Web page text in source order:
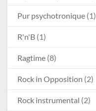
Pur psychotronique (1)
R'n'B (1)
Ragtime (8)
Rock in Opposition (2)
Rock instrumental (2)